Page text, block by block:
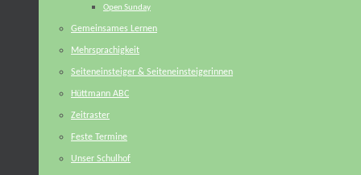
Open Sunday
Gemeinsames Lernen
Mehrsprachigkeit
Seiteneinsteiger & Seiteneinsteigerinnen
Hüttmann ABC
Zeitraster
Feste Termine
Unser Schulhof